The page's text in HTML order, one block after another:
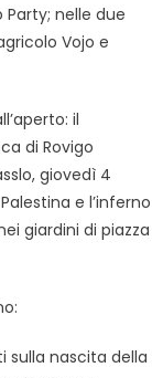
nelle due
Vojo e
il
di Rovigo
giovedì 4
e l’inferno
giardini di piazza
sulla nascita della